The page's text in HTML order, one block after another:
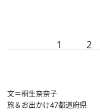
1 2
文＝桐生奈奈子
旅＆お出かけ47都道府県